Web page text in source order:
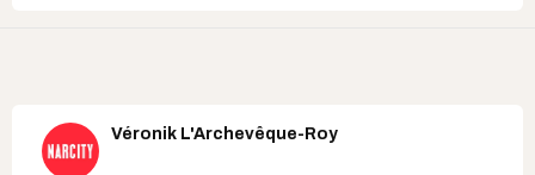
Véronik L'Archevêque-Roy